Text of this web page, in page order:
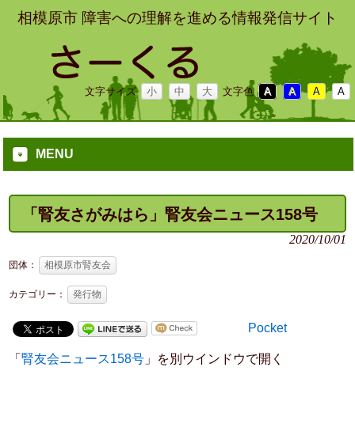
相模原市 障害への理解を進める情報発信サイト
文字サイズ 小 中 大 文字色 A A A A
MENU
「腎友さがみはら」腎友会ニュース158号
2020/10/01
団体： 相模原市腎友会
カテゴリー： 発行物
Pocket
「腎友会ニュース158号 」を別ウインドウで開く